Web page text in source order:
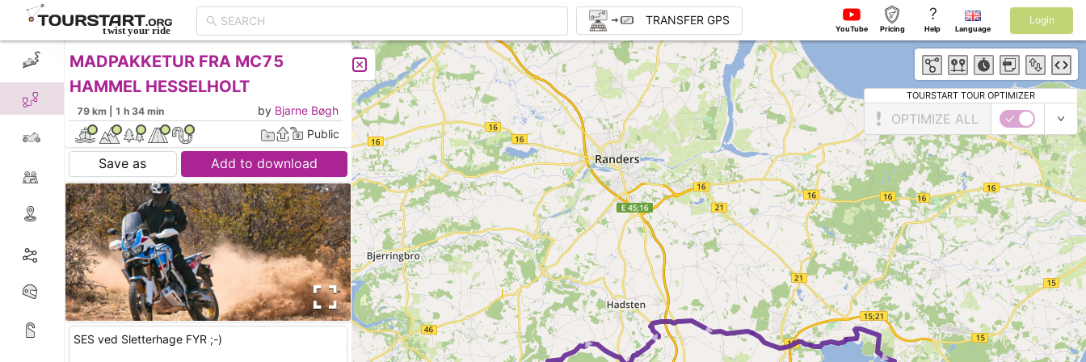
► ►
TRANSFER GPS
YouTube Pricing
?
Help Language
Login
CREATE TOUR LIST
MADPAKKETUR FRA MC75
HAMMEL HESSELHOLT
79 km | 1 h 34 min by Bjarne Bøgh
Public
Save as Add to download
SES ved Sletterhage FYR ;-)
TOURSTART TOUR OPTIMIZER
OPTIMIZE ALL